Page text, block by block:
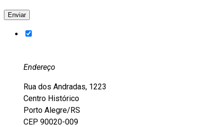
Endereço
Rua dos Andradas, 1223
Centro Histórico
Porto Alegre/RS
CEP 90020-009